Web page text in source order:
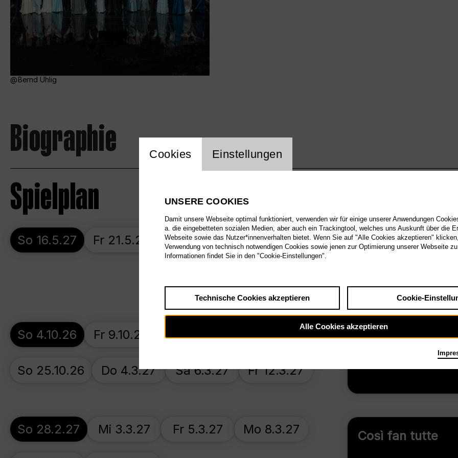
Bernd Uhlig
Biographie
Spielplan
Antikrist
So 16.5.27 Fr 21.5.27 Do 27.5.27
Carmen
So 4.10.26 Fr 9.10.26 Fr 16.10.26 Mi 21.10.26
So 25.10.26 Do 4.3.27 Sa 6.3.27 Fr 12.3.27
Così fan tutte
So 28.2.27 Mi 3.3.27 Fr 5.3.27 Mo 8.3.27
Einstellung Website Cookie
Cookies Einstellungen
UNSERE COOKIES
Damit unsere Webseite optimal funktioniert, verwenden wir für einige unserer Anwendungen
a. die eingebetteten sozialen Medien, aber auch ein Trackingtool, welches uns Auskunft über die
Webseite sowie das Nutzer*innenverhalten bietet. Wenn Sie auf "Alle Cookies akzeptieren"
Verwendung von technisch notwendigen Cookies sowie jenen zur Optimierung unserer Webseite
Informationen findet Sie in den "Cookie-Einstellungen".
Technische Cookies akzeptieren Cookie-
Alle Cookies akzeptieren